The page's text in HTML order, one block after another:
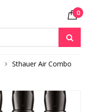
0
Sthauer Air Combo